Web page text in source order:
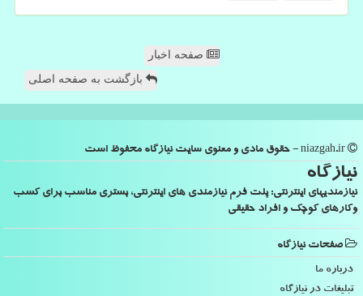
صفحه اخبار
بازگشت به صفحه اصلی
نیازگاه
نیازمندیهای اینترنتی: پلت فرم نیازمندی های اینترنتی، بستری مناسب برای کسب
وکارهای کوچک و افراد حقیقی
صفحات نیازگاه
درباره ما
تبلیغات در نیازگاه